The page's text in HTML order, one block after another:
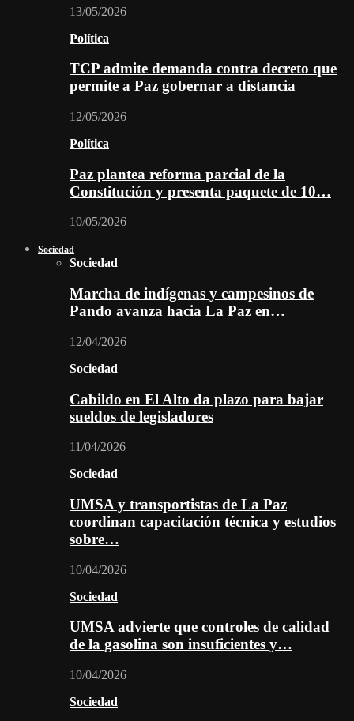
13/05/2026
Política
TCP admite demanda contra decreto que
permite a Paz gobernar a distancia
12/05/2026
Política
Paz plantea reforma parcial de la
Constitución y presenta paquete de 10…
10/05/2026
Sociedad
Sociedad
Marcha de indígenas y campesinos de
Pando avanza hacia La Paz en…
12/04/2026
Sociedad
Cabildo en El Alto da plazo para bajar
sueldos de legisladores
11/04/2026
Sociedad
UMSA y transportistas de La Paz
coordinan capacitación técnica y estudios
sobre…
10/04/2026
Sociedad
UMSA advierte que controles de calidad
de la gasolina son insuficientes y…
10/04/2026
Sociedad